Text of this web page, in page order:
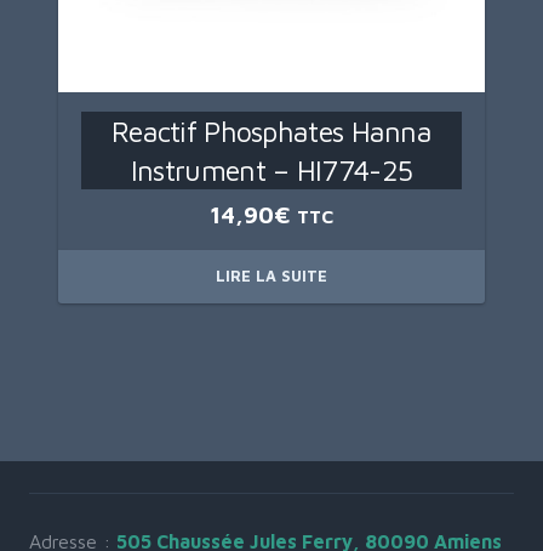
Reactif Phosphates Hanna
Instrument – HI774-25
14,90€ TTC
LIRE LA SUITE
Adresse : 505 Chaussée Jules Ferry, 80090 Amiens